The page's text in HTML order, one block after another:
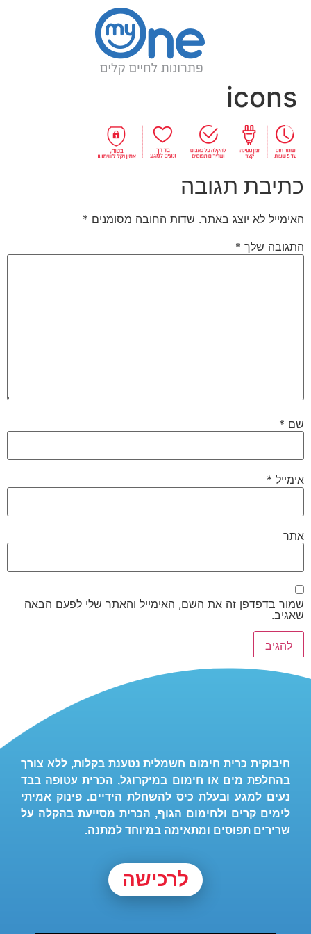
icons
כתיבת תגובה
האימייל לא יוצג באתר. שדות החובה מסומנים *
התגובה שלך *
שם *
אימייל *
אתר
שמור בדפדפן זה את השם, האימייל והאתר שלי לפעם הבאה
שאגיב.
חיבוקית כרית חימום חשמלית נטענת בקלות, ללא צורך
בהחלפת מים או חימום במיקרוגל, הכרית עטופה בבד
נעים למגע ובעלת כיס להשחלת הידיים. פינוק אמיתי
לימים קרים ולחימום הגוף, הכרית מסייעת בהקלה על
שרירים תפוסים ומתאימה במיוחד למתנה.
לרכישה